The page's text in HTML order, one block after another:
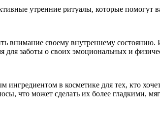
утренние ритуалы, которые
внимание своему внутреннему
заботы о своих эмоциональных и
в косметике для тех, кто
что может сделать их более гладкими,